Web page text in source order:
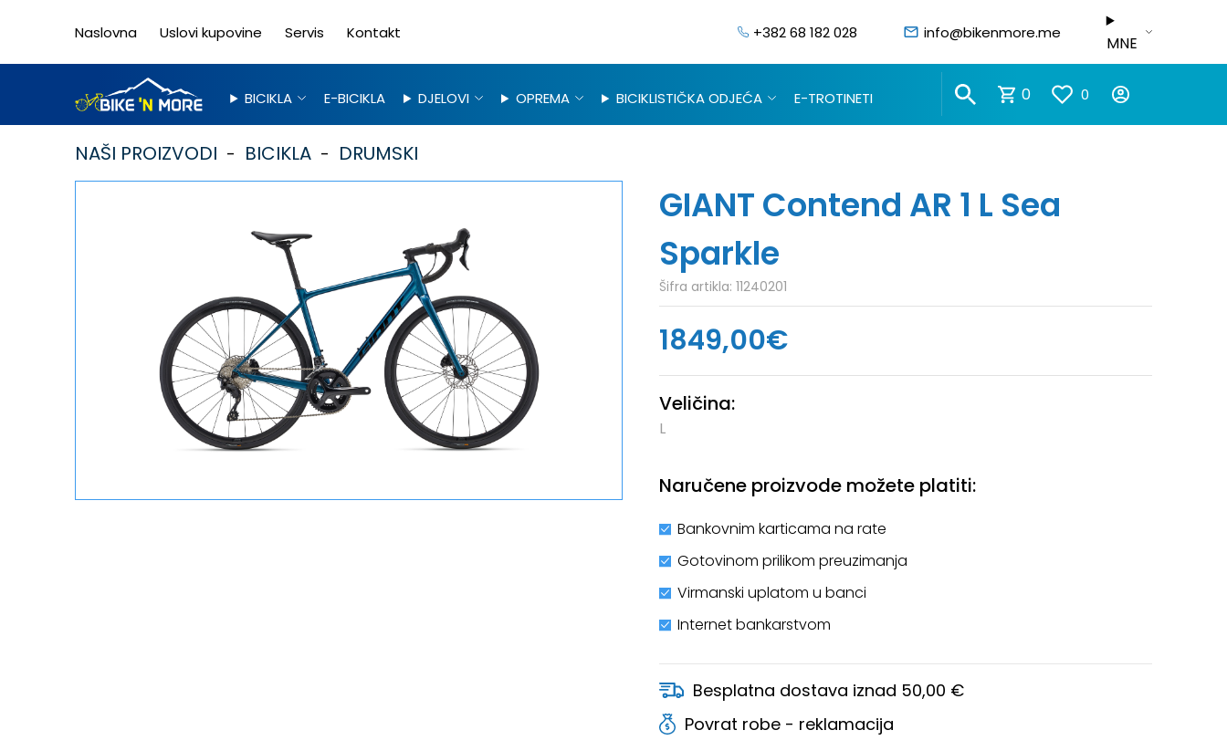
Naslovna Uslovi kupovine Servis Kontakt +382 68 182 028 info@bikenmore.me
MNE
BICIKLA E-BICIKLA DJELOVI OPREMA BICIKLISTIČKA ODJEĆA E-TROTINETI 0 0
NAŠI PROIZVODI BICIKLA DRUMSKI
GIANT Contend AR 1 L Sea
Sparkle
Šifra artikla:11240201
1849,00€
Veličina:
L
Naručene proizvode možete platiti:
Bankovnim karticama na rate
Gotovinom prilikom preuzimanja
Virmanski uplatom u banci
Internet bankarstvom
Besplatna dostava iznad 50,00 €
Povrat robe - reklamacija